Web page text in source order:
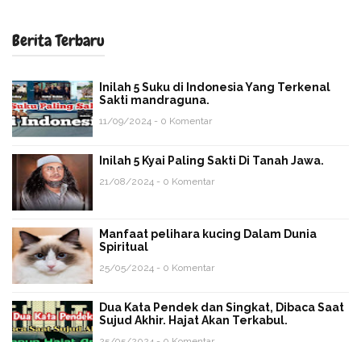
Berita Terbaru
Inilah 5 Suku di Indonesia Yang Terkenal
Sakti mandraguna.
11/09/2024 - 0 Komentar
Inilah 5 Kyai Paling Sakti Di Tanah Jawa.
21/08/2024 - 0 Komentar
Manfaat pelihara kucing Dalam Dunia
Spiritual
25/05/2024 - 0 Komentar
Dua Kata Pendek dan Singkat, Dibaca Saat
Sujud Akhir. Hajat Akan Terkabul.